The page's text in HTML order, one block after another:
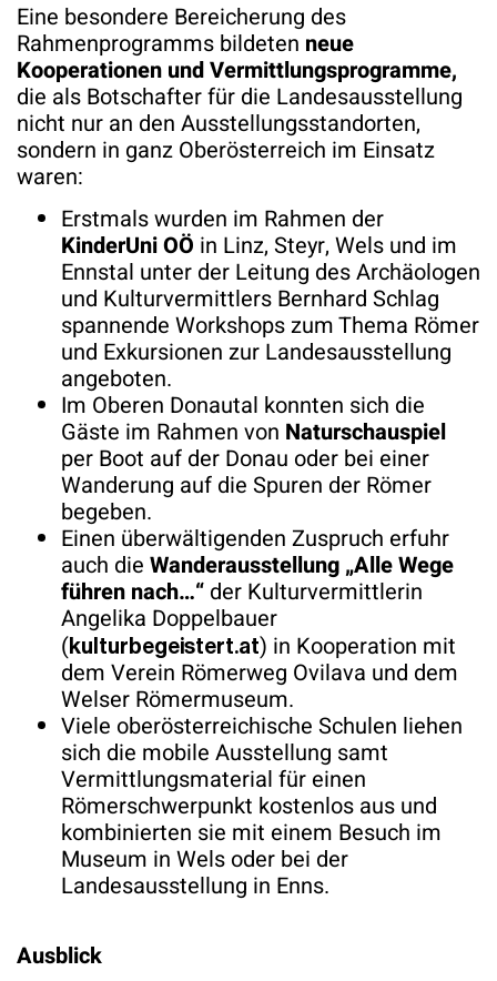
Eine besondere Bereicherung des
Rahmenprogramms bildeten neue
Kooperationen und Vermittlungsprogramme,
die als Botschafter für die Landesausstellung
nicht nur an den Ausstellungsstandorten,
sondern in ganz Oberösterreich im Einsatz
waren:
Erstmals wurden im Rahmen der
KinderUni OÖ in Linz, Steyr, Wels und im
Ennstal unter der Leitung des Archäologen
und Kulturvermittlers Bernhard Schlag
spannende Workshops zum Thema Römer
und Exkursionen zur Landesausstellung
angeboten.
Im Oberen Donautal konnten sich die
Gäste im Rahmen von Naturschauspiel
per Boot auf der Donau oder bei einer
Wanderung auf die Spuren der Römer
begeben.
Einen überwältigenden Zuspruch erfuhr
auch die Wanderausstellung „Alle Wege
führen nach…“ der Kulturvermittlerin
Angelika Doppelbauer
(kulturbegeistert.at) in Kooperation mit
dem Verein Römerweg Ovilava und dem
Welser Römermuseum.
Viele oberösterreichische Schulen liehen
sich die mobile Ausstellung samt
Vermittlungsmaterial für einen
Römerschwerpunkt kostenlos aus und
kombinierten sie mit einem Besuch im
Museum in Wels oder bei der
Landesausstellung in Enns.
Ausblick